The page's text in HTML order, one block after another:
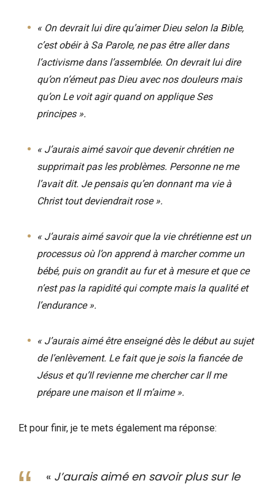
« On devrait lui dire qu’aimer Dieu selon la Bible,
c’est obéir à Sa Parole, ne pas être aller dans
l’activisme dans l’assemblée. On devrait lui dire
qu’on n’émeut pas Dieu avec nos douleurs mais
qu’on Le voit agir quand on applique Ses
principes ».
« J’aurais aimé savoir que devenir chrétien ne
supprimait pas les problèmes. Personne ne me
l’avait dit. Je pensais qu’en donnant ma vie à
Christ tout deviendrait rose ».
« J’aurais aimé savoir que la vie chrétienne est un
processus où l’on apprend à marcher comme un
bébé, puis on grandit au fur et à mesure et que ce
n’est pas la rapidité qui compte mais la qualité et
l’endurance ».
« J’aurais aimé être enseigné dès le début au sujet
de l’enlèvement. Le fait que je sois la fiancée de
Jésus et qu’Il revienne me chercher car Il me
prépare une maison et Il m’aime ».
Et pour finir, je te mets également ma réponse:
« J’aurais aimé en savoir plus sur le